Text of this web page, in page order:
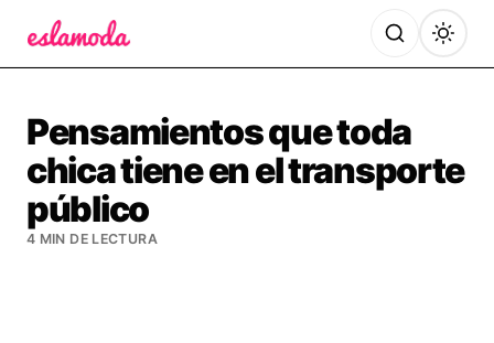
Pensamientos que toda
chica tiene en el transporte
público
4 MIN DE LECTURA